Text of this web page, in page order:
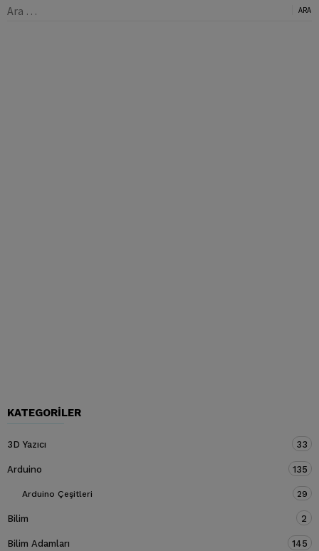
Arama:
KATEGORILER
3D Yazıcı 33
Arduino 135
Arduino Çeşitleri 29
Bilim 2
Bilim Adamları 145